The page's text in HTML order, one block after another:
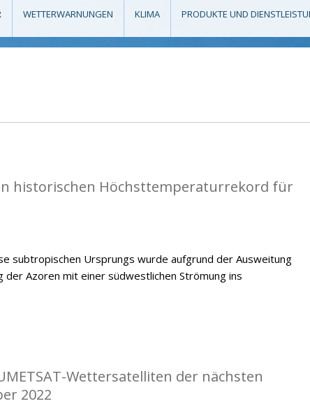
WETTERWARNUNGEN KLIMA PRODUKTE UND
historischen Höchsttemperaturrekord für
subtropischen Ursprungs wurde aufgrund der Ausweitung
der Azoren mit einer südwestlichen Strömung ins
Wettersatelliten der nächsten
2022